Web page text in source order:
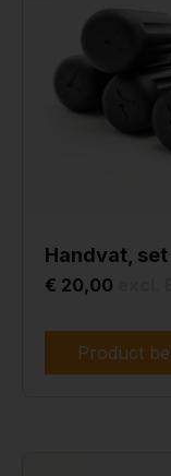
Handvat, set
€ 20,00
Product